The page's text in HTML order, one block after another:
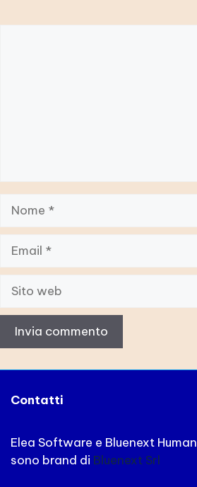
Sito
web
Contatti
Elea Software e Bluenext Human
sono brand di Bluenext Srl